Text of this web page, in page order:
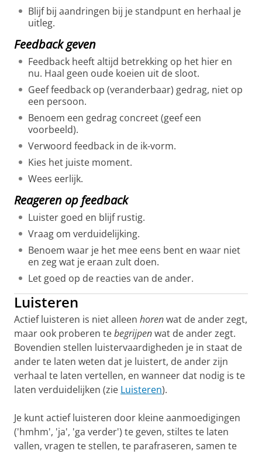
Blijf bij aandringen bij je standpunt en herhaal je
uitleg.
Feedback geven
Feedback heeft altijd betrekking op het hier en
nu. Haal geen oude koeien uit de sloot.
Geef feedback op (veranderbaar) gedrag, niet op
een persoon.
Benoem een gedrag concreet (geef een
voorbeeld).
Verwoord feedback in de ik-vorm.
Kies het juiste moment.
Wees eerlijk.
Reageren op feedback
Luister goed en blijf rustig.
Vraag om verduidelijking.
Benoem waar je het mee eens bent en waar niet
en zeg wat je eraan zult doen.
Let goed op de reacties van de ander.
Luisteren
Actief luisteren is niet alleen horenwat de ander zegt,
maar ook proberen tebegrijpenwat de ander zegt.
Bovendien stellen luistervaardigheden je in staat de
ander te laten weten dat je luistert, de ander zijn
verhaal te laten vertellen, en wanneer dat nodig is te
laten verduidelijken (zie Luisteren).
Je kunt actief luisteren door kleine aanmoedigingen
('hmhm', 'ja', 'ga verder') te geven, stiltes te laten
vallen, vragen te stellen, te parafraseren, samen te